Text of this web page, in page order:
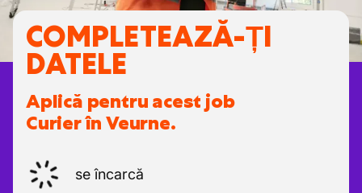
COMPLETEAZĂ-ȚI
DATELE
Aplică pentru acest job
Curier în Veurne.
se încarcă